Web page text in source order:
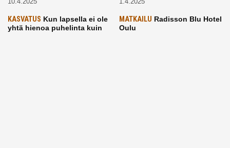
KASVATUS Kun lapsella ei ole
yhtä hienoa puhelinta kuin
MATKAILU Radisson Blu Hotel
Oulu